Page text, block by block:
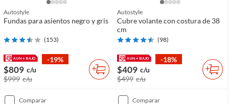
Autostyle
Fundas para asientos negro y gris
(153)
-19%
$809 c/u
$999 c/u
Autostyle
Cubre volante con costura de 38
cm
(98)
-18%
$409 c/u
$499 c/u
comparar comparar